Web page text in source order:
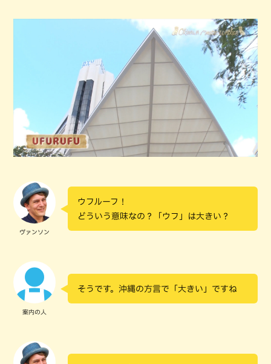
ヴァンソン
ウフルーフ！
どういう意味なの？「ウフ」は大きい？
案内の人
そうです。沖縄の方言で「大きい」ですね